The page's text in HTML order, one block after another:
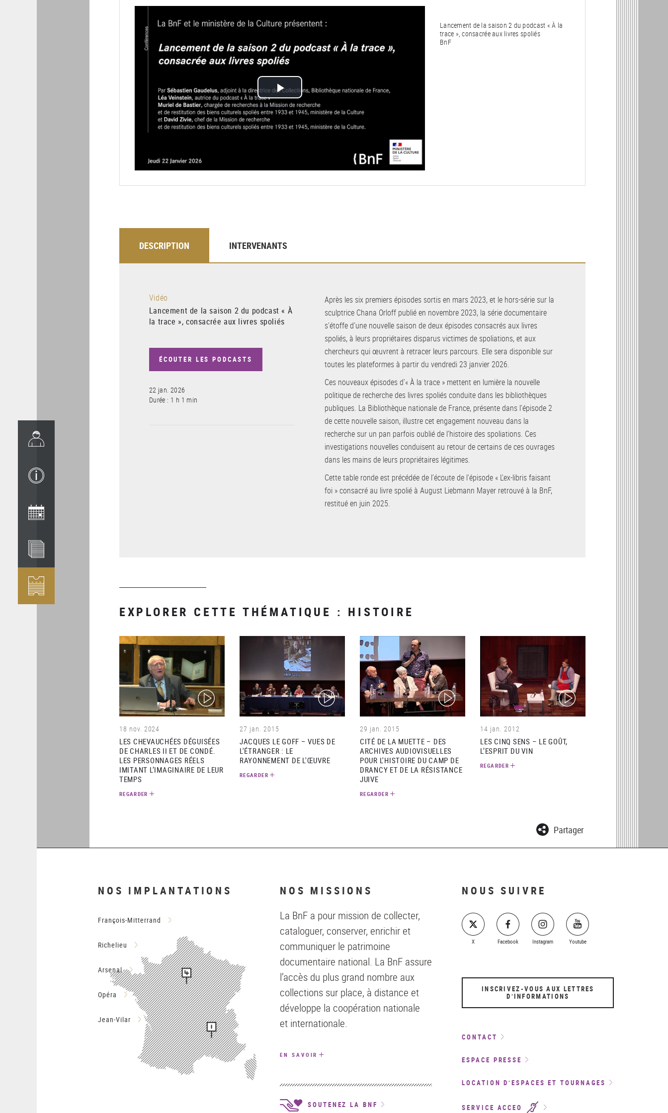
Lire
la
Lancement de la saison 2 du podcast « À la
trace », consacrée aux livres spoliés
BnF
DESCRIPTION INTERVENANTS
Vidéo
Lancement de la saison 2 du podcast « À
la trace », consacrée aux livres spoliés
ÉCOUTER LES PODCASTS
22 jan. 2026
Durée : 1 h 1 min
Après les six premiers épisodes sortis en mars 2023, et le hors-série sur la
sculptrice Chana Orloff publié en novembre 2023, la série documentaire
s’étoffe d’une nouvelle saison de deux épisodes consacrés aux livres
spoliés, à leurs propriétaires disparus victimes de spoliations, et aux
chercheurs qui œuvrent à retracer leurs parcours. Elle sera disponible sur
toutes les plateformes à partir du vendredi 23 janvier 2026.
Ces nouveaux épisodes d’« À la trace » mettent en lumière la nouvelle
politique de recherche des livres spoliés conduite dans les bibliothèques
publiques. La Bibliothèque nationale de France, présente dans l’épisode 2
de cette nouvelle saison, illustre cet engagement nouveau dans la
recherche sur un pan parfois oublié de l’histoire des spoliations. Ces
investigations nouvelles conduisent au retour de certains de ces ouvrages
dans les mains de leurs propriétaires légitimes.
Cette table ronde est précédée de l’écoute de l’épisode « L’ex-libris faisant
foi » consacré au livre spolié à August Liebmann Mayer retrouvé à la BnF,
restitué en juin 2025.
EXPLORER CETTE THÉMATIQUE : HISTOIRE
(video)
18 nov. 2024
LES CHEVAUCHÉES DÉGUISÉES
DE CHARLES II ET DE CONDÉ.
LES PERSONNAGES RÉELS
IMITANT L’IMAGINAIRE DE LEUR
TEMPS
REGARDER
(video)
27 jan. 2015
JACQUES LE GOFF – VUES DE
L'ÉTRANGER : LE
RAYONNEMENT DE L'ŒUVRE
REGARDER
(video)
29 jan. 2015
CITÉ DE LA MUETTE – DES
ARCHIVES AUDIOVISUELLES
POUR L'HISTOIRE DU CAMP DE
DRANCY ET DE LA RÉSISTANCE
JUIVE
REGARDER
(video)
14 jan. 2012
LES CINQ SENS – LE GOÛT,
L’ESPRIT DU VIN
REGARDER
Partager
NOS IMPLANTATIONS
François-Mitterrand
Richelieu
Arsenal
Opéra
Jean-Vilar
NOS MISSIONS
La BnF a pour mission de collecter,
cataloguer, conserver, enrichir et
communiquer le patrimoine
documentaire national. La BnF assure
l’accès du plus grand nombre aux
collections sur place, à distance et
développe la coopération nationale
et internationale.
EN SAVOIR
SOUTENEZ LA BNF
NOUS SUIVRE
X Facebook Instagram Youtube
INSCRIVEZ-VOUS AUX LETTRES
D’INFORMATIONS
CONTACT
ESPACE PRESSE
LOCATION D’ESPACES ET TOURNAGES
SERVICE ACCEO